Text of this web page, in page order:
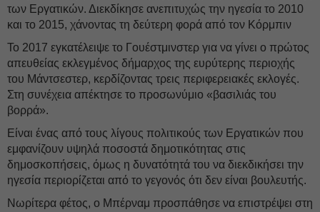
των Εργατικών. Διεκδίκησε ανεπιτυχώς την ηγεσία το 2010
και το 2015, χάνοντας τη δεύτερη φορά από τον Κόρμπιν
Το 2017 εγκατέλειψε το Γουέστμινστερ για να γίνει ο πρώτος
απευθείας εκλεγμένος δήμαρχος της ευρύτερης περιοχής
του Μάντσεστερ, κερδίζοντας τρεις περιφερειακές εκλογές.
Στη συνέχεια απέκτησε το προσωνύμιο «βασιλιάς του
βορρά».
Είναι ένας από τους λίγους πολιτικούς των Εργατικών που
εμφανίζουν υψηλά ποσοστά δημοτικότητας στις
δημοσκοπήσεις, όμως η δυνατότητά του να διεκδικήσει την
ηγεσία περιορίζεται από το γεγονός ότι δεν είναι βουλευτής.
Νωρίτερα φέτος, ο Μπέρναμ προσπάθησε να επιστρέψει στη